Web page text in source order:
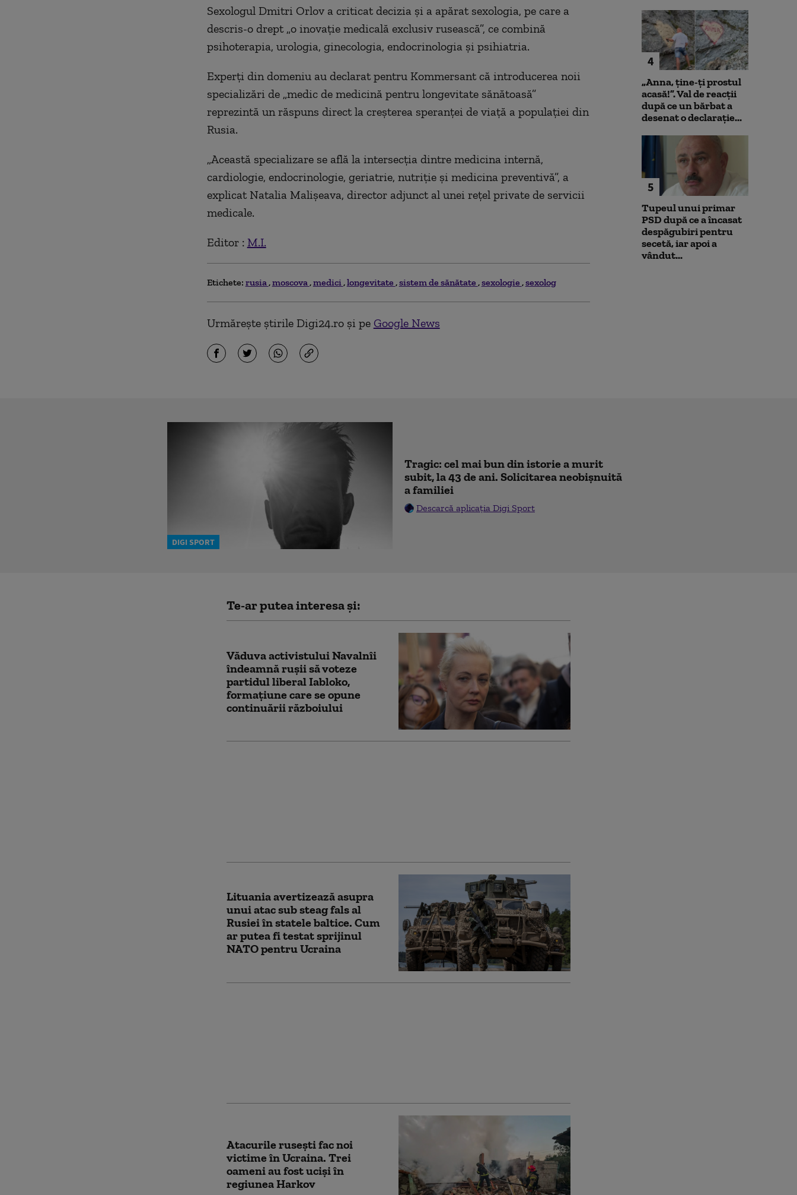
Sexologul Dmitri Orlov a criticat decizia şi a apărat sexologia, pe care a
descris-o drept „o inovaţie medicală exclusiv rusească”, ce combină
psihoterapia, urologia, ginecologia, endocrinologia şi psihiatria.
Experţi din domeniu au declarat pentru Kommersant că introducerea noii
specializări de „medic de medicină pentru longevitate sănătoasă”
reprezintă un răspuns direct la creşterea speranţei de viaţă a populaţiei din
Rusia.
„Această specializare se află la intersecţia dintre medicina internă,
cardiologie, endocrinologie, geriatrie, nutriţie şi medicina preventivă”, a
explicat Natalia Malişeava, director adjunct al unei reţel private de servicii
medicale.
Editor : M.I.
Etichete: rusia moscova medici longevitate sistem de sănătate sexologie sexolog
Urmărește știrile Digi24.ro și pe Google News
4
„Anna, ţine-ţi prostul
acasă!”. Val de reacții
după ce un bărbat a
desenat o declarație...
5
Tupeul unui primar
PSD după ce a încasat
despăgubiri pentru
secetă, iar apoi a
vândut...
DIGI SPORT
Tragic: cel mai bun din istorie a murit
subit, la 43 de ani. Solicitarea neobișnuită
a familiei
Descarcă aplicația Digi Sport
Te-ar putea interesa și:
Văduva activistului Navalnîi
îndeamnă ruşii să voteze
partidul liberal Iabloko,
formațiune care se opune
continuării războiului
Lituania avertizează asupra
unui atac sub steag fals al
Rusiei în statele baltice. Cum
ar putea fi testat sprijinul
NATO pentru Ucraina
Atacurile rusești fac noi
victime în Ucraina. Trei
oameni au fost uciși în
regiunea Harkov